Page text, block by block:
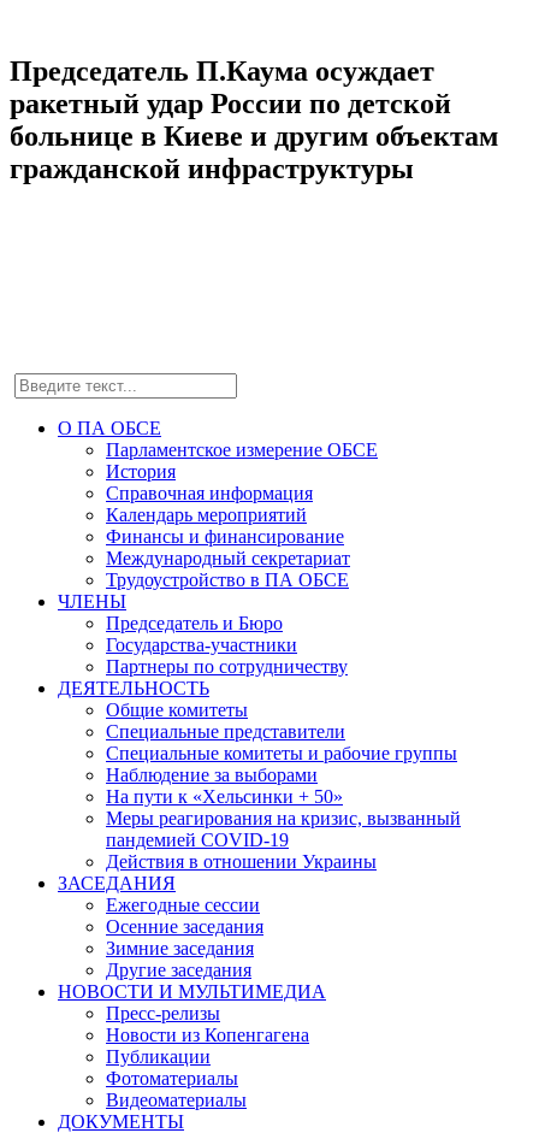
Председатель П.Каума осуждает
ракетный удар России по детской
больнице в Киеве и другим объектам
гражданской инфраструктуры
О ПА ОБСЕ
Парламентское измерение ОБСЕ
История
Справочная информация
Календарь мероприятий
Финансы и финансирование
Международный секретариат
Трудоустройство в ПА ОБСЕ
ЧЛЕНЫ
Председатель и Бюро
Государства-участники
Партнеры по сотрудничеству
ДЕЯТЕЛЬНОСТЬ
Общие комитеты
Специальные представители
Специальные комитеты и рабочие группы
Наблюдение за выборами
На пути к «Хельсинки + 50»
Меры реагирования на кризис, вызванный
пандемией COVID-19
Действия в отношении Украины
ЗАСЕДАНИЯ
Ежегодные сессии
Осенние заседания
Зимние заседания
Другие заседания
НОВОСТИ И МУЛЬТИМЕДИА
Пресс-релизы
Новости из Копенгагена
Публикации
Фотоматериалы
Видеоматериалы
ДОКУМЕНТЫ